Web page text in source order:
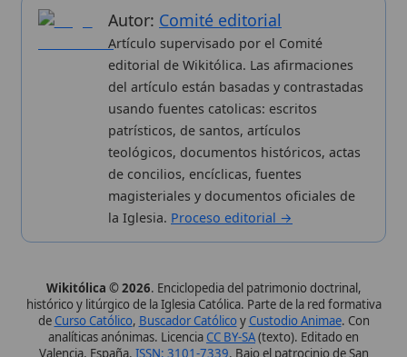
Carlo Acutis.
Sobre nosotros
Proceso editorial
Publicación seriada
Datos abiertos
Estadísticas
Aviso legal
Política de privacidad
Categorias
Más visitados
Nuevas entradas
Cambios recientes
Aplicaciones
Kit de Prensa
Widgets para tu web
✦ SÍGUENOS EN
Canal de WhatsApp
Perfil de Instagram
Síguenos · @wikitolica